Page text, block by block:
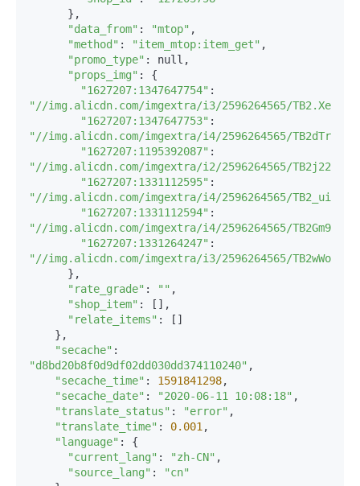
"data_from" : "mtop" ,
"method" : "item_mtop:item_get" ,
"promo_type" : null,
"props_img" : {
"1627207:1347647754"
"//img.alicdn.com/imgextra/i3/2596264565/
"1627207:1347647753"
"//img.alicdn.com/imgextra/i4/2596264565/
"1627207:1195392087"
"//img.alicdn.com/imgextra/i2/2596264565/
"1627207:1331112595"
"//img.alicdn.com/imgextra/i4/2596264565/
"1627207:1331112594"
"//img.alicdn.com/imgextra/i4/2596264565/
"1627207:1331264247"
"//img.alicdn.com/imgextra/i3/2596264565/
"rate_grade" : "" ,
"shop_item" : [],
"relate_items" : []
"secache"
"d8bd20b8f0d9df02dd030dd374110240" ,
"secache_time" : 1591841298,
"secache_date" : "2020-06-11 10:08:18" ,
"translate_status" : "error" ,
"translate_time" : 0.001 ,
"language" : {
"current_lang" : "zh-CN" ,
"source_lang" :
"cn"